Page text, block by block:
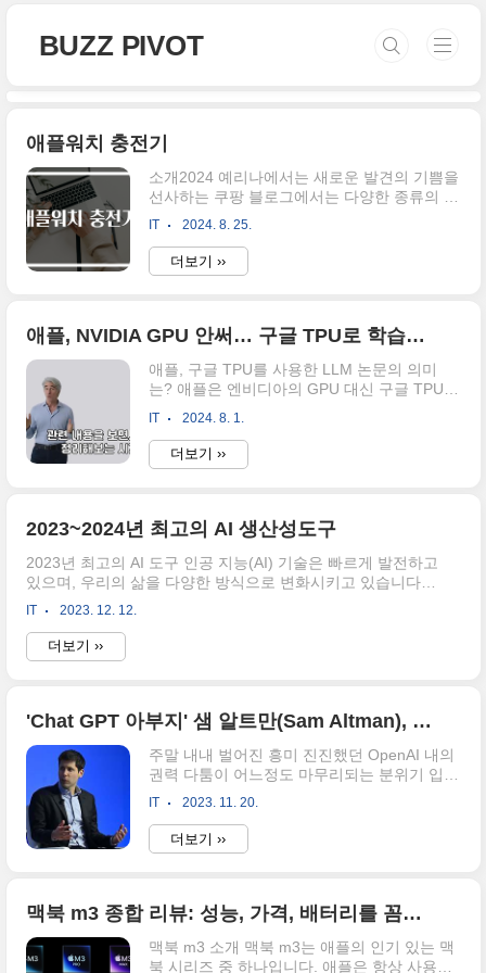
BUZZ PIVOT
애플워치 충전기
소개2024 예리나에서는 새로운 발견의 기쁨을
선사하는 쿠팡 블로그에서는 다양한 종류의 제
품들을 소개합니다. 여러분의 일상에 필요한
찾아보세요. 각 제품의 상세한 정보와 경쟁력
있는 가격은 물론, 사용하시면서 느끼실 수 있
워치는 현대인의 삶에서 중요한 역할을 하고
구로 사용되며, 이러한 최신 기술을 적극적으
로 활용하기 위해서는 충전기 선택이 필수적입
니다. 이 글에서는 애플워치 충전기의 필요성
아보겠습니다.애플워치 충전기의 중요성애플
워치 충전기는 단순히 장치를 충전..
IT 2024. 8. 25.
더보기 ››
애플, NVIDIA GPU 안써… 구글 TPU로 학습한 애플 LLM 논문 공개
애플, 구글 TPU를 사용한 LLM 논문의 의미
는? 애플은 엔비디아의 GPU 대신 구글 TPU를
사용하여 LLM 학습을 진행했어요. 학습에 사
용된 클라우드 서비스는 구글 클라우드였고,
이는 이전에 애플이 사용해왔던 방식이죠. 해
외 및 국내 언론에서 많은 관심을 받고 있는데,
어요. 그러나, 엔비디아의 기술적 우위는 여전
성이 높아요. 이번 발표는 AI 하드웨어 시장에
서 구글과 협력하는 애플의 전략 변화를 보여
IT 2024. 8. 1.
더보기 ››
2023~2024년 최고의 AI 생산성도구
2023년 최고의 AI 도구 인공 지능(AI) 기술은 빠르게 발전하고
있으며, 우리의 삶을 다양한 방식으로 변화시키고 있습니다.
AI 도구는 창의적인 콘텐츠를 생성하고, 생산성을 높이고, 업
Perplexity는 ChatGPT와 마찬가지로 대규모 언어 모델을 기
반으로 하는 챗봇입니다. Perplexity는 인용 기능을 제공하여
도록 합니다. Perplexity는 ChatGPT와 마찬가지로 대규모 언
가 기능을 제공합니다. 인용 기능: 사용자가 텍스트를 보다 정
확하게 인용할 수 있..
IT 2023. 12. 12.
더보기 ››
'Chat GPT 아부지' 샘 알트만(Sam Altman), 마이크로소프트 AI팀 합류
주말 내내 벌어진 흥미 진진했던 OpenAI 내의
권력 다툼이 어느정도 마무리되는 분위기 입니
다. 주말 동안 OpenAI 이사진은 공동 창업자인
Altman 쫓아내면서 CTO인 Greg Brockman 또
한 사임을 표명했는데요. 오늘 트위치의 공동
MS의 AI팀에 합류하는 것으로 좀 전에 MS의
은 사티아 나델라, MS의 CEO가 자신의 소셜
IT 2023. 11. 20.
더보기 ››
맥북 m3 종합 리뷰: 성능, 가격, 배터리를 꼼꼼히 비교
맥북 m3 소개 맥북 m3는 애플의 인기 있는 맥
북 시리즈 중 하나입니다. 애플은 항상 사용자